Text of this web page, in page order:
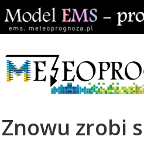
Znowu zrobi